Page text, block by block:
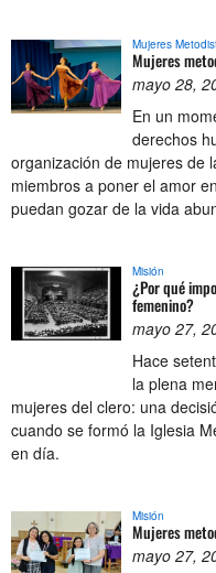
Mujeres
Mujeres
mayo 28,
En un
derechos
organización de mujeres de
miembros a poner el amor
puedan gozar de la vida
Misión
¿Por qué
femenino?
mayo 27,
Hace
la plena
mujeres del clero: una
cuando se formó la Iglesia
en día.
Misión
Mujeres
mayo 27,